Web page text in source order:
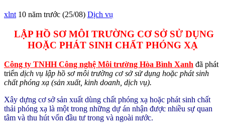
xlnt 10 năm trước (25/08) Dịch vụ
LẬP HỒ SƠ MÔI TRƯỜNG CƠ SỞ SỬ DỤNG
HOẶC PHÁT SINH CHẤT PHÓNG XẠ
Công ty TNHH Công nghệ Môi trường Hòa Bình Xanh đã phát
triển dịch vụ lập hồ sơ môi trường cơ sở sử dụng hoặc phát sinh
chất phóng xạ (sản xuất, kinh doanh, dịch vụ).
Xây dựng cơ sở sản xuất dùng chất phóng xạ hoặc phát sinh chất
thải phóng xạ là một trong những dự án nhận được nhiều sự quan
tâm và thu hút vốn đầu tư trong và ngoài nước.